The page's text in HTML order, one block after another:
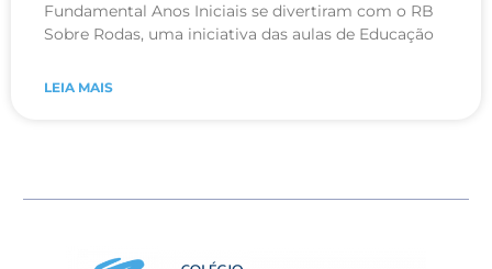
Fundamental Anos Iniciais se divertiram com o RB
Sobre Rodas, uma iniciativa das aulas de Educação
LEIA MAIS